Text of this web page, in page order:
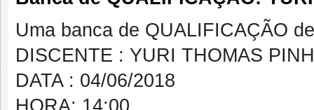
Uma banca de QUALIFICAÇÃO
DISCENTE : YURI THOMAS
DATA : 04/06/2018
HORA: 14:00